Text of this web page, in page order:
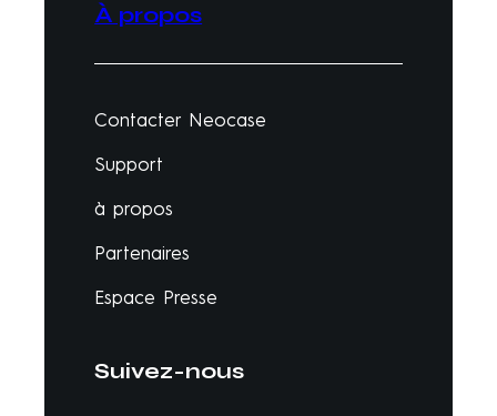
À propos
Contacter Neocase
Support
à propos
Partenaires
Espace Presse
Suivez-nous